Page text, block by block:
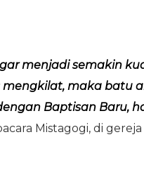
menjadi semakin
maka batu
Baptisan Baru,
Mistagogi, di